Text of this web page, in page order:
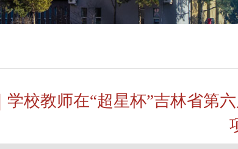
学校教师在“超星杯”吉林省第